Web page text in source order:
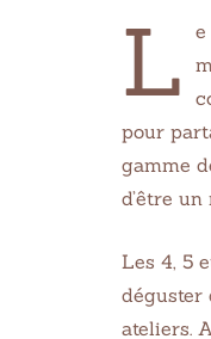
L e
pour
gamme
d’être
Les 4, 5
déguster
ateliers.